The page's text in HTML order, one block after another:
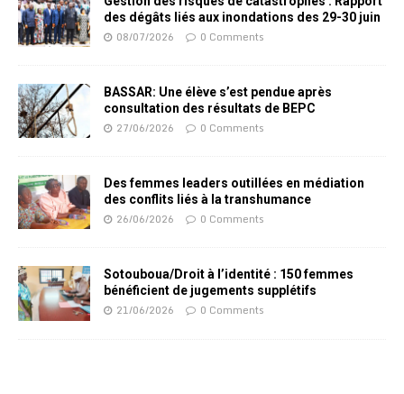
des dégâts liés aux inondations des 29-30 juin
08/07/2026 0 Comments
BASSAR: Une élève s’est pendue après
consultation des résultats de BEPC
27/06/2026 0 Comments
Des femmes leaders outillées en médiation
des conflits liés à la transhumance
26/06/2026 0 Comments
Sotouboua/Droit à l’identité : 150 femmes
bénéficient de jugements supplétifs
21/06/2026 0 Comments